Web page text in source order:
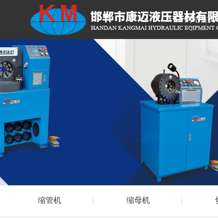
网站首页
缩管机 缩母机